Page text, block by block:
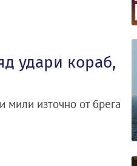
удари кораб,
мили източно от брега